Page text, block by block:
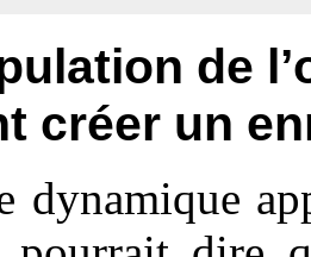
de
créer un
dynamique